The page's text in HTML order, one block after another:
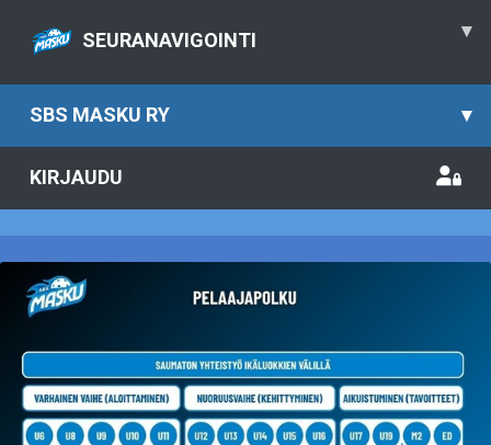
SEURANAVIGOINTI ▾
SBS MASKU RY ▾
KIRJAUDU